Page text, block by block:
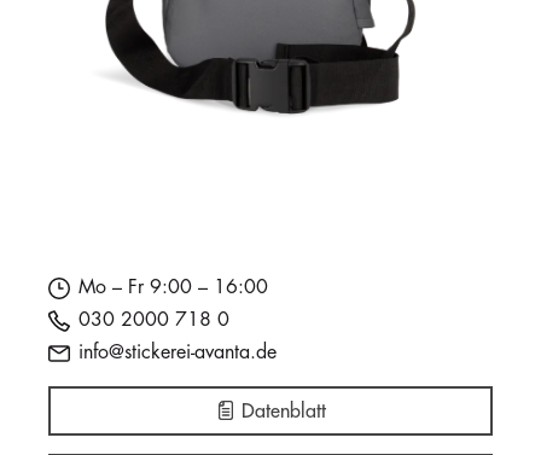
Mo – Fr 9:00 – 16:00
030 2000 718 0
info@stickerei-avanta.de
Datenblatt